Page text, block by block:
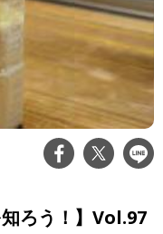
ろう！】Vol.97